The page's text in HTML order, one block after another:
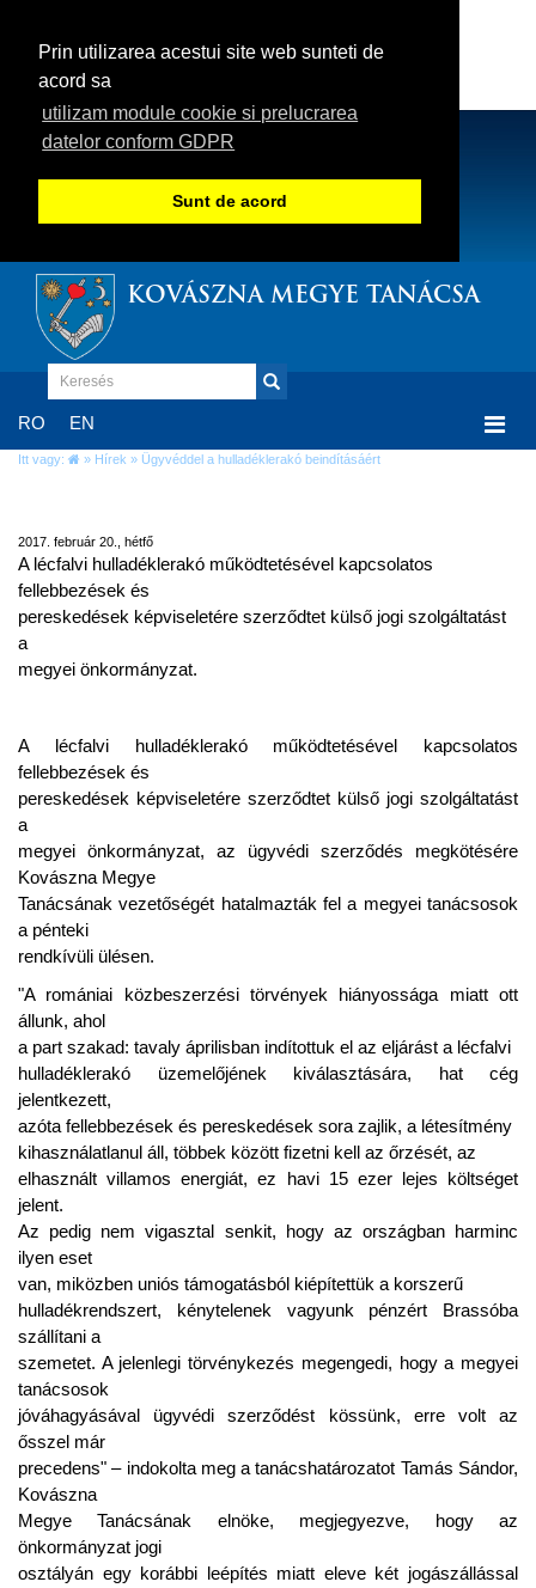
Prin utilizarea acestui site web sunteti de
acord sa
utilizam module cookie si prelucrarea
datelor conform GDPR
Sunt de acord
KOVÁSZNA MEGYE TANÁCSA
RO EN
Itt vagy: » Hírek » Ügyvéddel a hulladéklerakó beindításáért
2017. február 20., hétfő
A lécfalvi hulladéklerakó működtetésével kapcsolatos
fellebbezések és
pereskedések képviseletére szerződtet külső jogi szolgáltatást
a
megyei önkormányzat.
A lécfalvi hulladéklerakó működtetésével kapcsolatos
fellebbezések és
pereskedések képviseletére szerződtet külső jogi szolgáltatást
a
megyei önkormányzat, az ügyvédi szerződés megkötésére
Kovászna Megye
Tanácsának vezetőségét hatalmazták fel a megyei tanácsosok
a pénteki
rendkívüli ülésen.
"A romániai közbeszerzési törvények hiányossága miatt ott
állunk, ahol
a part szakad: tavaly áprilisban indítottuk el az eljárást a lécfalvi
hulladéklerakó üzemelőjének kiválasztására, hat cég
jelentkezett,
azóta fellebbezések és pereskedések sora zajlik, a létesítmény
kihasználatlanul áll, többek között fizetni kell az őrzését, az
elhasznált villamos energiát, ez havi 15 ezer lejes költséget
jelent.
Az pedig nem vigasztal senkit, hogy az országban harminc
ilyen eset
van, miközben uniós támogatásból kiépítettük a korszerű
hulladékrendszert, kénytelenek vagyunk pénzért Brassóba
szállítani a
szemetet. A jelenlegi törvénykezés megengedi, hogy a megyei
tanácsosok
jóváhagyásával ügyvédi szerződést kössünk, erre volt az
ősszel már
precedens" – indokolta meg a tanácshatározatot Tamás Sándor,
Kovászna
Megye Tanácsának elnöke, megjegyezve, hogy az
önkormányzat jogi
osztályán egy korábbi leépítés miatt eleve két jogászállással